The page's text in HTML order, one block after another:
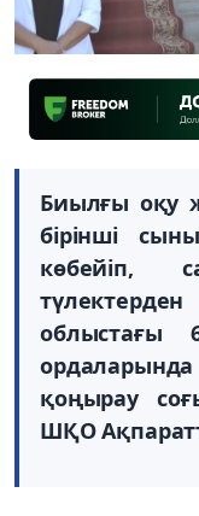
Биылғы оқу
бірінші
көбейіп,
облыстағы
қоңырау
ШҚО